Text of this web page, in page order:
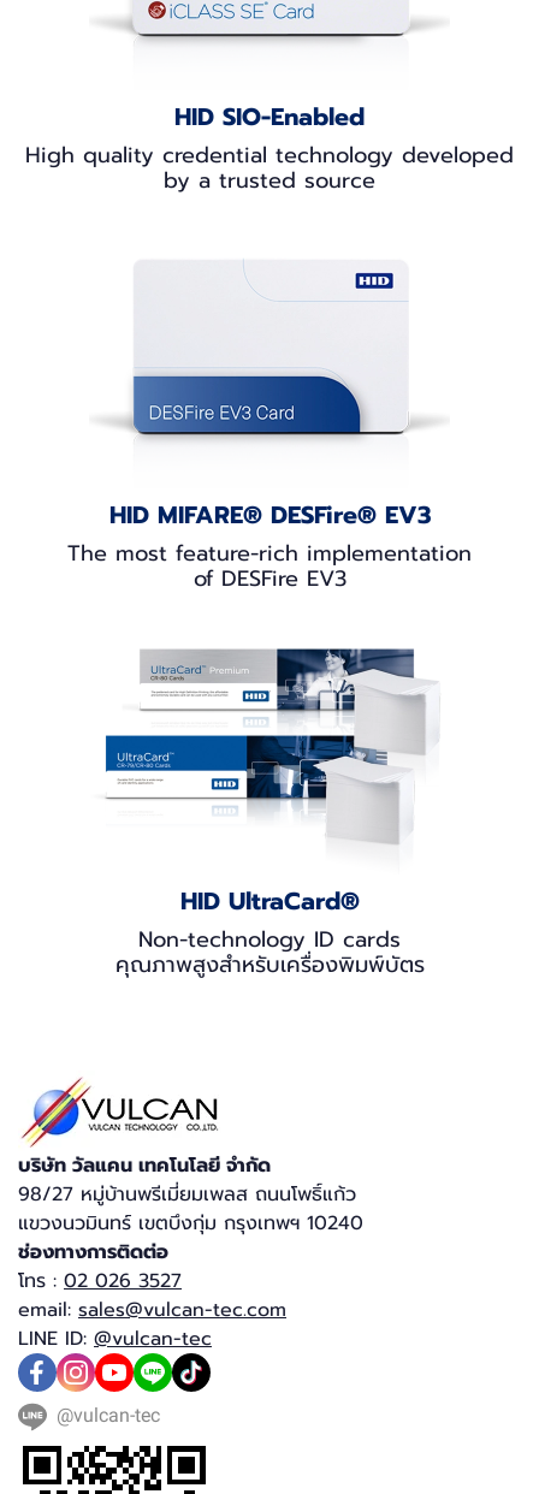
HID SIO-Enabled
High quality credential technology developed
by a trusted source
HID MIFARE® DESFire® EV3
The most feature-rich implementation
of DESFire EV3
HID UltraCard®
Non-technology ID cards
คุณภาพสูงสำหรับเครื่องพิมพ์บัตร
บริษัท วัลแคน เทคโนโลยี จำกัด​
98/27 หมู่บ้านพรีเมี่ยมเพลส ถนนโพธิ์แก้ว
แขวงนวมินทร์ เขตบึงกุ่ม กรุงเทพฯ 10240​
ช่องทางการติดต่อ
โทร : 02 026 3527
email: sales@vulcan-tec.com
LINE ID: @vulcan-tec
@vulcan-tec